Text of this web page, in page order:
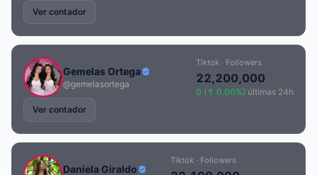
Ver contador
Gemelas Ortega
@gemelasortega
Tiktok · Followers
22,200,000
0 (↑ 0.00%) últimas 24h
Ver contador
Daniela Giraldo
Tiktok · Followers